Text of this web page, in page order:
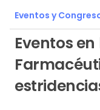
Eventos y
Eventos